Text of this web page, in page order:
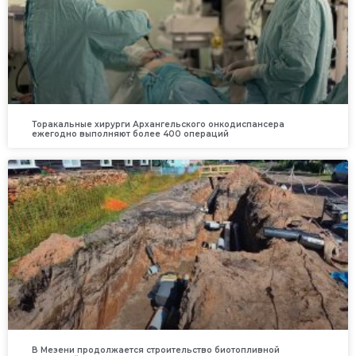
Торакальные хирурги Архангельского онкодиспансера
ежегодно выполняют более 400 операций
В Мезени продолжается строительство биотопливной